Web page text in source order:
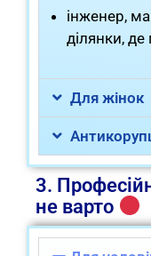
інженер,
ділянки, де
Для жінок
3.
не варто